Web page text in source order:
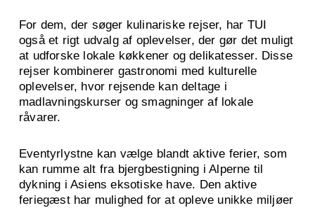
For dem, der søger kulinariske rejser, har TUI
også et rigt udvalg af oplevelser, der gør det muligt
at udforske lokale køkkener og delikatesser. Disse
rejser kombinerer gastronomi med kulturelle
oplevelser, hvor rejsende kan deltage i
madlavningskurser og smagninger af lokale
råvarer.
Eventyrlystne kan vælge blandt aktive ferier, som
kan rumme alt fra bjergbestigning i Alperne til
dykning i Asiens eksotiske have. Den aktive
feriegæst har mulighed for at opleve unikke miljøer